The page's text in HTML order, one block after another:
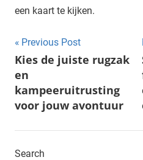
een kaart te kijken.
Post
navigation
Previous Post
Kies de juiste rugzak
en
kampeeruitrusting
voor jouw avontuur
Search